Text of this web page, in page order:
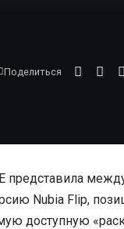
Поделиться
представила
Nubia Flip,
доступную